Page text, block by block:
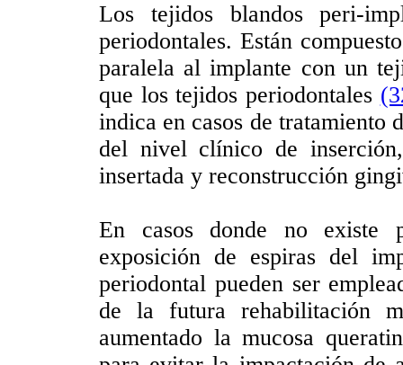
Los tejidos blandos peri-
periodontales. Están
paralela al implante con un
que los tejidos periodontales
indica en casos de tratamiento
del nivel clínico de
insertada y reconstrucción
En casos donde no existe
exposición de espiras del
periodontal pueden ser
de la futura rehabilitación
aumentado la mucosa